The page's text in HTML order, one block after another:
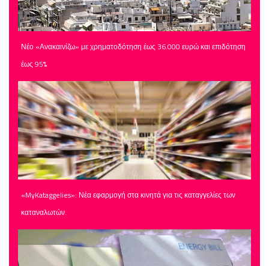
Νέο «Ανακαινίζω» με χρηματοδότηση έως 36.000 ευρώ και επιδότηση
έως 95%
«MyKataggelies»: Νέα εφαρμογή στα κινητά για τις καταγγελίες των
καταναλωτών.